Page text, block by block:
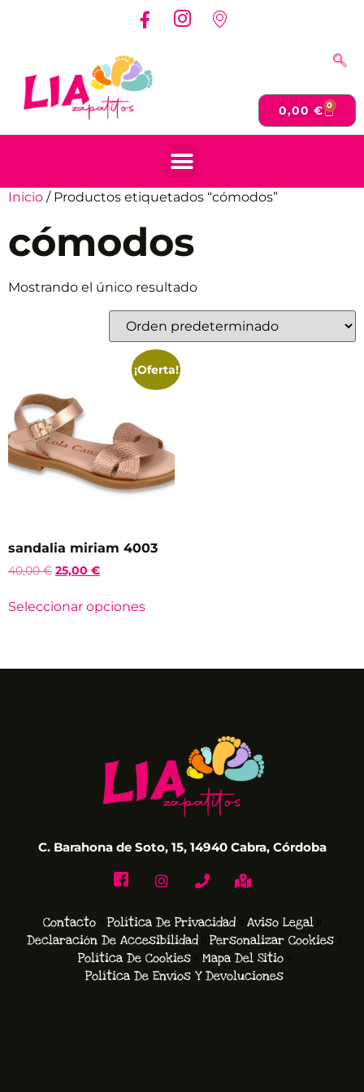
0,00€ 0
Inicio / Productos etiquetados “cómodos”
cómodos
Mostrando el único resultado
¡Oferta!
sandalia miriam 4003
40,00€ 25,00 €
Seleccionar opciones
C. Barahona de Soto, 15, 14940 Cabra, Córdoba
Contacto Política De Privacidad
Aviso Legal
Declaración De Accesibilidad
Personalizar Cookies
Política De Cookies
Mapa Del Sitio
Política De Envíos Y Devoluciones